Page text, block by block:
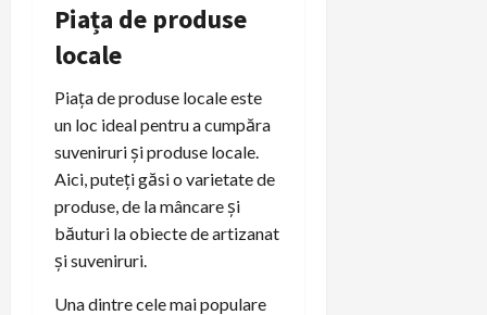
Piața de produse
locale
Piața de produse locale este
un loc ideal pentru a cumpăra
suveniruri și produse locale.
Aici, puteți găsi o varietate de
produse, de la mâncare și
băuturi la obiecte de artizanat
și suveniruri.
Una dintre cele mai populare